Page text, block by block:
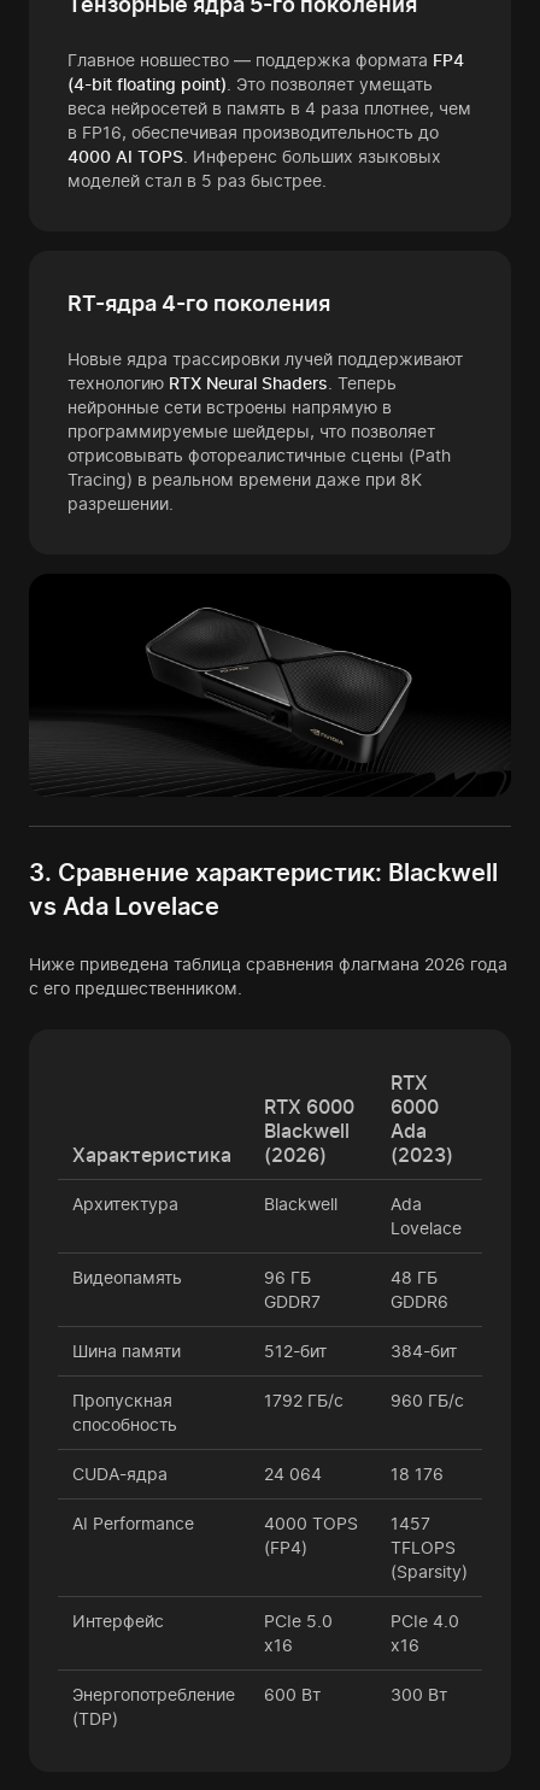
Главное новшество — поддержка формата FP4
(4-bit floating point) . Это позволяет умещать
веса нейросетей в память в 4 раза плотнее, чем
в FP16, обеспечивая производительность до
4000 AI TOPS . Инференс больших языковых
моделей стал в 5 раз быстрее.
RT-ядра 4-го поколения
Новые ядра трассировки лучей поддерживают
технологию RTX Neural Shaders . Теперь
нейронные сети встроены напрямую в
программируемые шейдеры, что позволяет
отрисовывать фотореалистичные сцены (Path
Tracing) в реальном времени даже при 8K
разрешении.
3. Сравнение характеристик: Blackwell
vs Ada Lovelace
Ниже приведена таблица сравнения флагмана 2026 года
с его предшественником.
Характеристика
RTX 6000
Blackwell
(2026)
RTX
6000
Ada
(2023)
Архитектура Blackwell
Ada
Lovelace
Видеопамять
96 ГБ
GDDR7
48 ГБ
GDDR6
Шина памяти 512-бит 384-бит
Пропускная
способность
1792 ГБ/с 960 ГБ/с
CUDA-ядра 24 064 18 176
AI Performance
4000 TOPS
(FP4)
1457
TFLOPS
(Sparsity)
Интерфейс
PCIe 5.0
x16
PCIe 4.0
x16
Энергопотребление
(TDP)
600 Вт 300 Вт